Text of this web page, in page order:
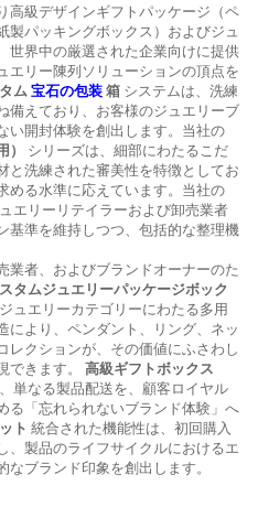
高級デザインギフトパッケージ（ペ
製パッキングボックス）およびジュ
世界中の厳選された企業向けに提供
エリー陳列ソリューションの頂点を
ム 宝石の包装箱 システムは、洗練
備えており、お客様のジュエリーブ
い開封体験を創出します。当社の
） シリーズは、細部にわたるこだ
と洗練された審美性を特徴としてお
める水準に応えています。当社の
エリーリテイラーおよび卸売業者
基準を維持しつつ、包括的な整理機
業者、およびブランドオーナーのた
タムジュエリーパッケージボック
ュエリーカテゴリーにわたる多用
により、ペンダント、リング、ネッ
レクションが、その価値にふさわし
できます。 高級ギフトボックス
単なる製品配送を、顧客ロイヤル
る「忘れられないブランド体験」へ
ト 統合された機能性は、初回購入
、製品のライフサイクルにおけるエ
ブランド印象を創出します。